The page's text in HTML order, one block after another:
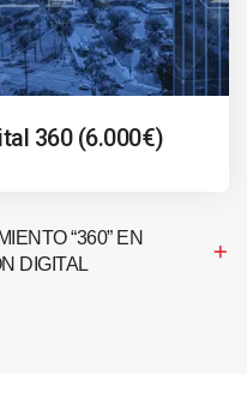
360 (6.000€)
“360” EN
DIGITAL